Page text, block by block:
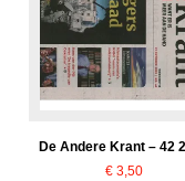
De Andere Krant – 42
€ 3,50